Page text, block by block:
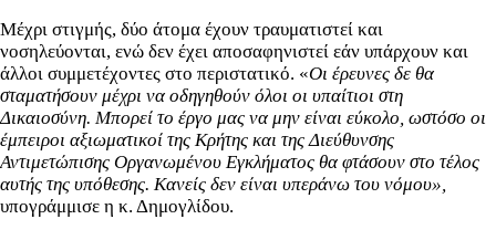
Μέχρι στιγμής, δύο άτομα έχουν τραυματιστεί και
νοσηλεύονται, ενώ δεν έχει αποσαφηνιστεί εάν υπάρχουν και
άλλοι συμμετέχοντες στο περιστατικό. «Οι έρευνες δε θα
σταματήσουν μέχρι να οδηγηθούν όλοι οι υπαίτιοι στη
Δικαιοσύνη. Μπορεί το έργο μας να μην είναι εύκολο, ωστόσο οι
έμπειροι αξιωματικοί της Κρήτης και της Διεύθυνσης
Αντιμετώπισης Οργανωμένου Εγκλήματος θα φτάσουν στο τέλος
αυτής της υπόθεσης. Κανείς δεν είναι υπεράνω του νόμου»,
υπογράμμισε η κ. Δημογλίδου.